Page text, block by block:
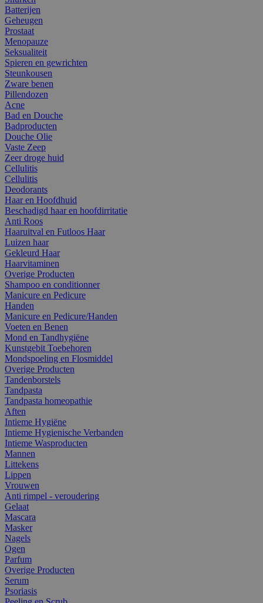
Batterijen
Geheugen
Prostaat
Menopauze
Seksualiteit
Spieren en gewrichten
Steunkousen
Zware benen
Pillendozen
Acne
Bad en Douche
Badproducten
Douche Olie
Vaste Zeep
Zeer droge huid
Cellulitis
Cellulitis
Deodorants
Haar en Hoofdhuid
Beschadigd haar en hoofdirritatie
Anti Roos
Haaruitval en Futloos Haar
Luizen haar
Gekleurd Haar
Haarvitaminen
Overige Producten
Shampoo en conditionner
Manicure en Pedicure
Handen
Manicure en Pedicure/Handen
Voeten en Benen
Mond en Tandhygiëne
Kunstgebit Toebehoren
Mondspoeling en Flosmiddel
Overige Producten
Tandenborstels
Tandpasta
Tandpasta homeopathie
Aften
Intieme Hygiëne
Intieme Hygienische Verbanden
Intieme Wasproducten
Mannen
Littekens
Lippen
Vrouwen
Anti rimpel - veroudering
Gelaat
Mascara
Masker
Nagels
Ogen
Parfum
Overige Producten
Serum
Psoriasis